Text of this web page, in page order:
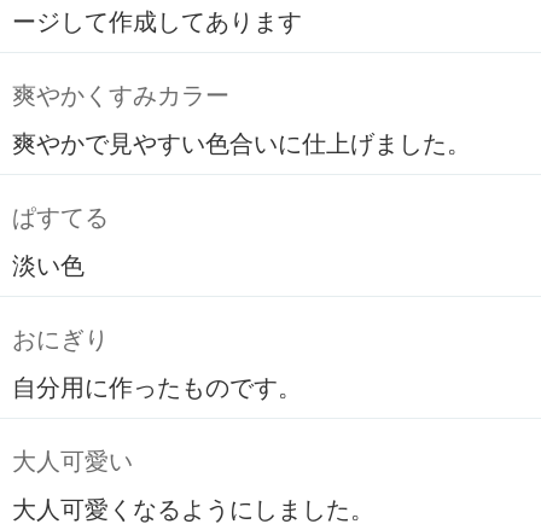
ージして作成してあります
爽やかくすみカラー
爽やかで見やすい色合いに仕上げました。
ぱすてる
淡い色
おにぎり
自分用に作ったものです。
大人可愛い
大人可愛くなるようにしました。